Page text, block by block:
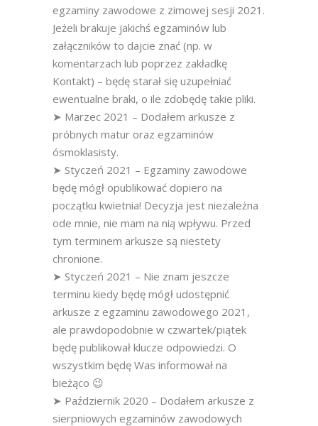
egzaminy zawodowe z zimowej sesji 2021.
Jeżeli brakuje jakichś egzaminów lub
załączników to dajcie znać (np. w
komentarzach lub poprzez zakładkę
Kontakt) – będę starał się uzupełniać
ewentualne braki, o ile zdobędę takie pliki.
➤ Marzec 2021 – Dodałem arkusze z
próbnych matur oraz egzaminów
ósmoklasisty.
➤ Styczeń 2021 – Egzaminy zawodowe
będę mógł opublikować dopiero na
początku kwietnia! Decyzja jest niezależna
ode mnie, nie mam na nią wpływu. Przed
tym terminem arkusze są niestety
chronione.
➤ Styczeń 2021 – Nie znam jeszcze
terminu kiedy będę mógł udostępnić
arkusze z egzaminu zawodowego 2021,
ale prawdopodobnie w czwartek/piątek
będę publikował klucze odpowiedzi. O
wszystkim będę Was informował na
bieżąco 😉
➤ Październik 2020 – Dodałem arkusze z
sierpniowych egzaminów zawodowych